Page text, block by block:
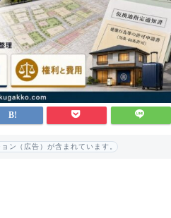
ン（広告）が含まれています。